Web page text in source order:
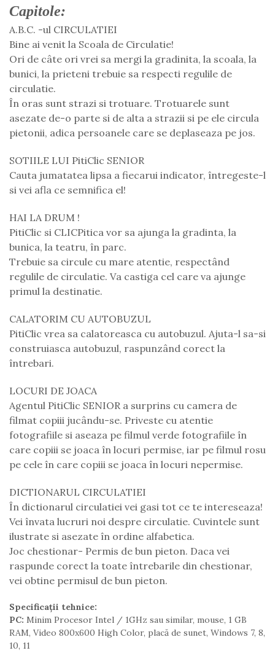
Capitole:
A.B.C. -ul CIRCULATIEI
Bine ai venit la Scoala de Circulatie!
Ori de câte ori vrei sa mergi la gradinita, la scoala, la
bunici, la prieteni trebuie sa respecti regulile de
circulatie.
În oras sunt strazi si trotuare. Trotuarele sunt
asezate de-o parte si de alta a strazii si pe ele circula
pietonii, adica persoanele care se deplaseaza pe jos.
SOTIILE LUI PitiClic SENIOR
Cauta jumatatea lipsa a fiecarui indicator, întregeste-l
si vei afla ce semnifica el!
HAI LA DRUM !
PitiClic si CLICPitica vor sa ajunga la gradinta, la
bunica, la teatru, în parc.
Trebuie sa circule cu mare atentie, respectând
regulile de circulatie. Va castiga cel care va ajunge
primul la destinatie.
CALATORIM CU AUTOBUZUL
PitiClic vrea sa calatoreasca cu autobuzul. Ajuta-l sa-si
construiasca autobuzul, raspunzând corect la
întrebari.
LOCURI DE JOACA
Agentul PitiClic SENIOR a surprins cu camera de
filmat copiii jucându-se. Priveste cu atentie
fotografiile si aseaza pe filmul verde fotografiile în
care copiii se joaca în locuri permise, iar pe filmul rosu
pe cele în care copiii se joaca în locuri nepermise.
DICTIONARUL CIRCULATIEI
În dictionarul circulatiei vei gasi tot ce te intereseaza!
Vei învata lucruri noi despre circulatie. Cuvintele sunt
ilustrate si asezate în ordine alfabetica.
Joc chestionar- Permis de bun pieton. Daca vei
raspunde corect la toate întrebarile din chestionar,
vei obtine permisul de bun pieton.
Specificații tehnice:
PC: Minim Procesor Intel / 1GHz sau similar, mouse, 1 GB
RAM, Video 800x600 High Color, placă de sunet, Windows 7, 8,
10, 11